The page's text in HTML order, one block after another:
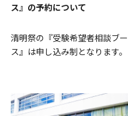
ス』の予約について
清明祭の『受験希望者相談ブー
ス』は申し込み制となります。